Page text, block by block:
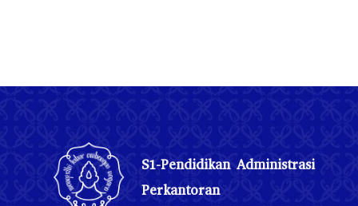
S1-Pendidikan Administrasi
Perkantoran